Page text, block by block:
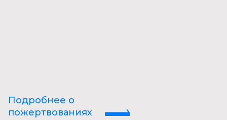
Подробнее о
пожертвованиях